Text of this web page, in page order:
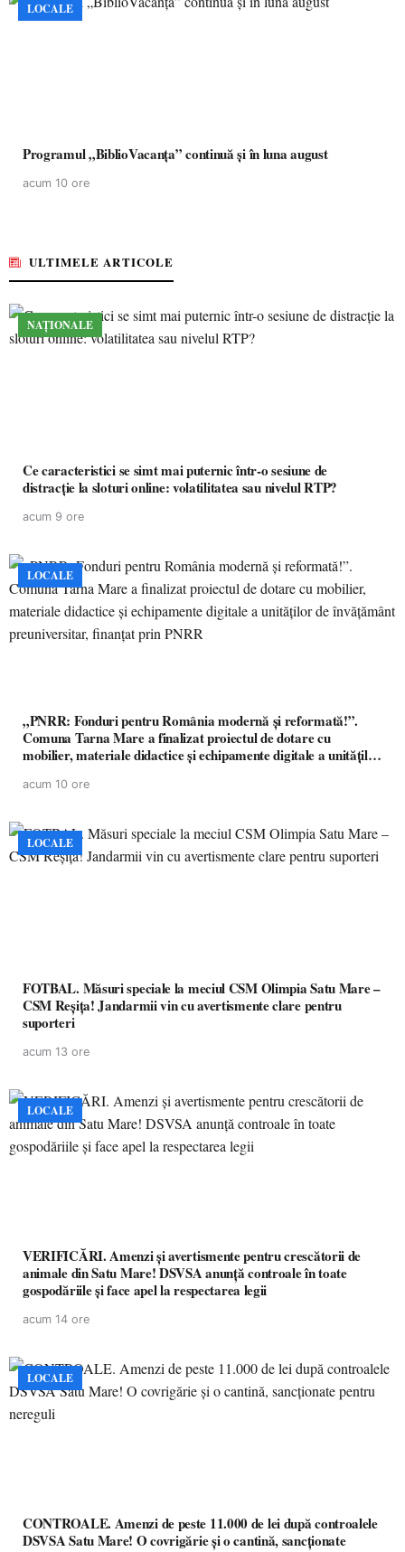
LOCALE
Programul „BiblioVacanța” continuă și în luna august
acum 10 ore
ULTIMELE ARTICOLE
NAȚIONALE
Ce caracteristici se simt mai puternic într-o sesiune de
distracție la sloturi online: volatilitatea sau nivelul RTP?
acum 9 ore
LOCALE
„PNRR: Fonduri pentru România modernă și reformată!”.
Comuna Tarna Mare a finalizat proiectul de dotare cu
mobilier, materiale didactice și echipamente digitale a unităților
acum 10 ore
LOCALE
FOTBAL. Măsuri speciale la meciul CSM Olimpia Satu Mare –
CSM Reșița! Jandarmii vin cu avertismente clare pentru
suporteri
acum 13 ore
LOCALE
VERIFICĂRI. Amenzi și avertismente pentru crescătorii de
animale din Satu Mare! DSVSA anunță controale în toate
gospodăriile și face apel la respectarea legii
acum 14 ore
LOCALE
CONTROALE. Amenzi de peste 11.000 de lei după controalele
DSVSA Satu Mare! O covrigărie și o cantină, sancționate